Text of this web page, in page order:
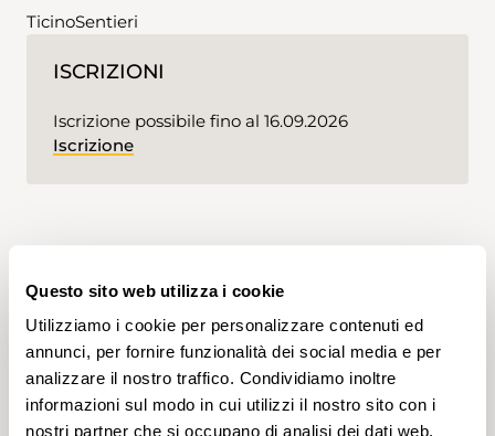
Questo sito web utilizza i cookie
Utilizziamo i cookie per personalizzare contenuti ed
annunci, per fornire funzionalità dei social media e per
analizzare il nostro traffico. Condividiamo inoltre
informazioni sul modo in cui utilizzi il nostro sito con i
nostri partner che si occupano di analisi dei dati web,
TicinoSentieri
ISCRIZIONI
Iscrizione possibile fino al 16.09.2026
Iscrizione
Scarica i dati del percorso GPS
KML GPX